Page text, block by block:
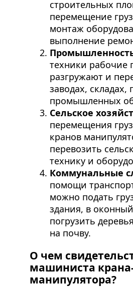
строительных
перемещение
монтаж
выполнение
техники рабочие
разгружают и
заводах, складах,
промышленных
Сельское
перемещения
кранов
перевозить
технику и
Коммунальные
помощи
можно подать
здания, в
погрузить
на почву.
О чем
машиниста
манипулятора?